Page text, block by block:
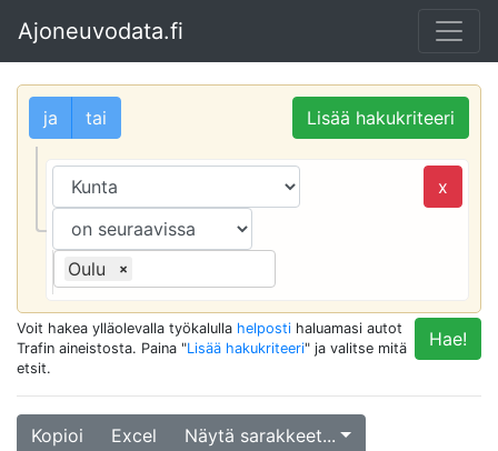
Ajoneuvodata.fi
Lisää hakukriteeri
ja tai
x
Oulu ×
Hae!
Voit hakea ylläolevalla työkalulla helposti haluamasi autot
Trafin aineistosta. Paina "Lisää hakukriteeri" ja valitse mitä
etsit.
Kopioi Excel Näytä sarakkeet...